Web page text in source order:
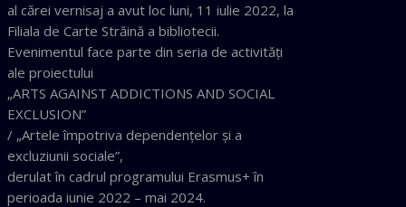
al cărei vernisaj a avut loc luni, 11 iulie 2022, la
Filiala de Carte Străină a bibliotecii.
Evenimentul face parte din seria de activități
ale proiectului
„ARTS AGAINST ADDICTIONS AND SOCIAL
EXCLUSION”
/ „Artele împotriva dependențelor și a
excluziunii sociale”,
derulat în cadrul programului Erasmus+ în
perioada iunie 2022 – mai 2024.